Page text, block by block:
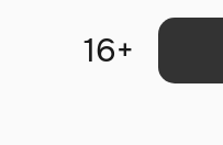
16+